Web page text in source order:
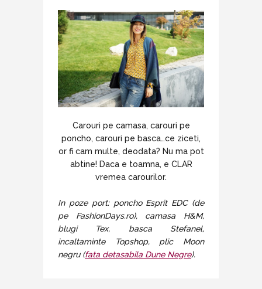
Carouri pe camasa, carouri pe
poncho, carouri pe basca…ce ziceti,
or fi cam multe, deodata? Nu ma pot
abtine! Daca e toamna, e CLAR
vremea carourilor.
In poze port: poncho Esprit EDC (de
pe FashionDays.ro), camasa H&M,
blugi Tex, basca Stefanel,
incaltaminte Topshop, plic Moon
negru (fata detasabila Dune Negre).